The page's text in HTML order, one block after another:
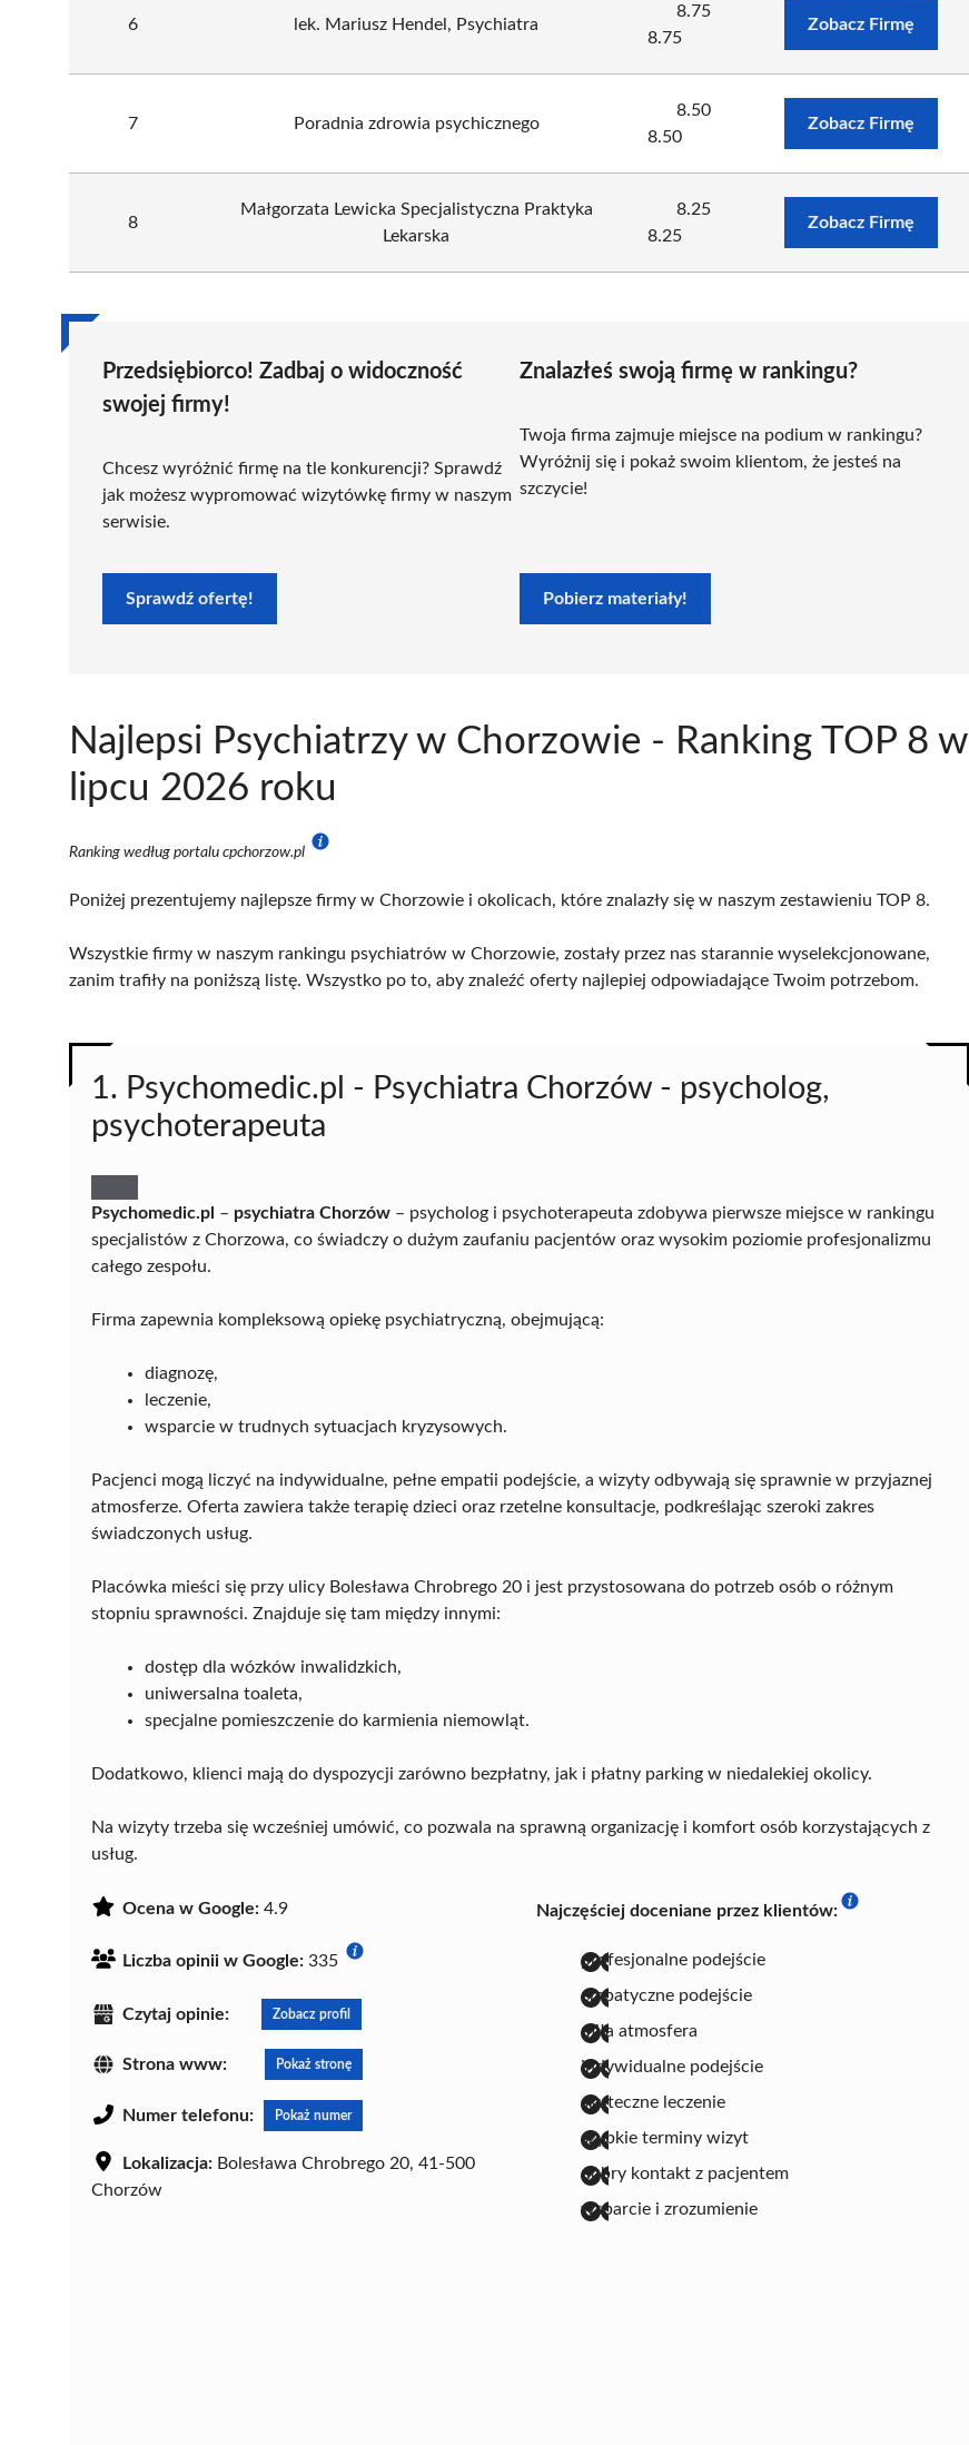
6 lek. Mariusz Hendel, Psychiatra
8.75
8.75
Zobacz Firmę
7 Poradnia zdrowia psychicznego
8.50
8.50
Zobacz Firmę
8
Małgorzata Lewicka Specjalistyczna Praktyka
Lekarska
8.25
8.25
Zobacz Firmę
Przedsiębiorco! Zadbaj o widoczność
swojej firmy!
Chcesz wyróżnić firmę na tle konkurencji? Sprawdź
jak możesz wypromować wizytówkę firmy w naszym
serwisie.
Sprawdź ofertę!
Znalazłeś swoją firmę w rankingu?
Twoja firma zajmuje miejsce na podium w rankingu?
Wyróżnij się i pokaż swoim klientom, że jesteś na
szczycie!
Pobierz materiały!
Najlepsi Psychiatrzy w Chorzowie - Ranking TOP 8 w
lipcu 2026 roku
Ranking według portalu cpchorzow.pl
Poniżej prezentujemy najlepsze firmy w Chorzowie i okolicach, które znalazły się w naszym zestawieniu TOP 8.
Wszystkie firmy w naszym rankingu psychiatrów w Chorzowie, zostały przez nas starannie wyselekcjonowane,
zanim trafiły na poniższą listę. Wszystko po to, aby znaleźć oferty najlepiej odpowiadające Twoim potrzebom.
1. Psychomedic.pl - Psychiatra Chorzów - psycholog,
psychoterapeuta
Psychomedic.pl – psychiatra Chorzów – psycholog i psychoterapeuta zdobywa pierwsze miejsce w rankingu
specjalistów z Chorzowa, co świadczy o dużym zaufaniu pacjentów oraz wysokim poziomie profesjonalizmu
całego zespołu.
Firma zapewnia kompleksową opiekę psychiatryczną, obejmującą:
diagnozę,
leczenie,
wsparcie w trudnych sytuacjach kryzysowych.
Pacjenci mogą liczyć na indywidualne, pełne empatii podejście, a wizyty odbywają się sprawnie w przyjaznej
atmosferze. Oferta zawiera także terapię dzieci oraz rzetelne konsultacje, podkreślając szeroki zakres
świadczonych usług.
Placówka mieści się przy ulicy Bolesława Chrobrego 20 i jest przystosowana do potrzeb osób o różnym
stopniu sprawności. Znajduje się tam między innymi:
dostęp dla wózków inwalidzkich,
uniwersalna toaleta,
specjalne pomieszczenie do karmienia niemowląt.
Dodatkowo, klienci mają do dyspozycji zarówno bezpłatny, jak i płatny parking w niedalekiej okolicy.
Na wizyty trzeba się wcześniej umówić, co pozwala na sprawną organizację i komfort osób korzystających z
usług.
Ocena w Google: 4.9
Liczba opinii w Google: 335
Czytaj opinie: Zobacz profil
Strona www: Pokaż stronę
Numer telefonu: Pokaż numer
Lokalizacja: Bolesława Chrobrego 20, 41-500
Chorzów
Najczęściej doceniane przez klientów:
profesjonalne podejście
empatyczne podejście
miła atmosfera
indywidualne podejście
skuteczne leczenie
szybkie terminy wizyt
dobry kontakt z pacjentem
wsparcie i zrozumienie